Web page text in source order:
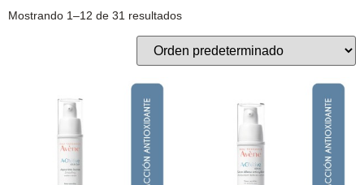
Mostrando 1–12 de 31 resultados